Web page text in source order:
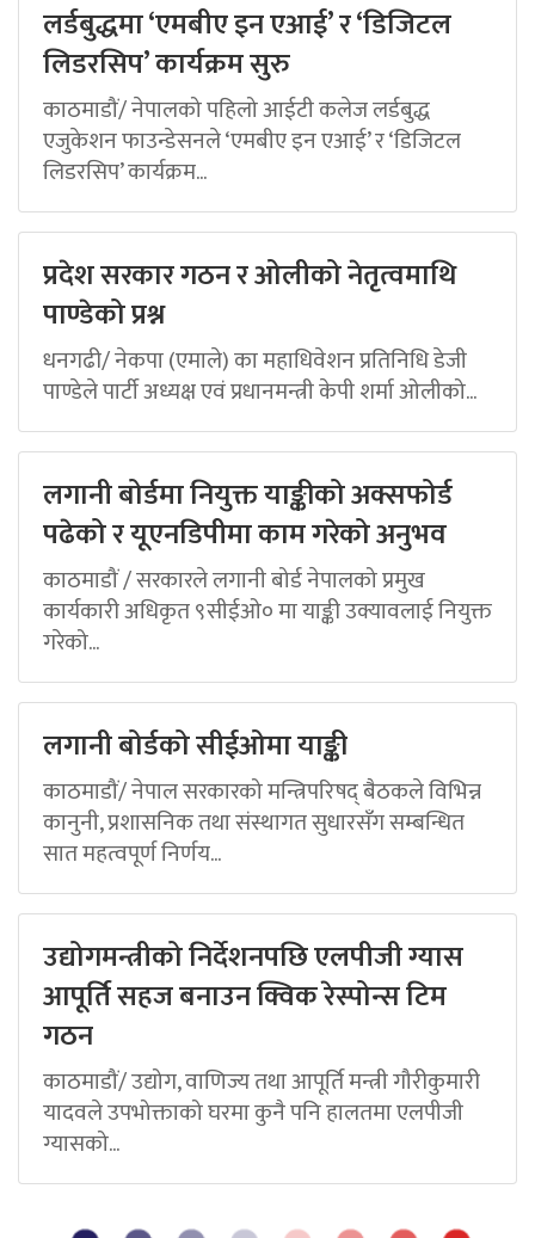
लर्डबुद्धमा ‘एमबीए इन एआई’ र ‘डिजिटल
लिडरसिप’ कार्यक्रम सुरु
काठमाडौं/ नेपालको पहिलो आईटी कलेज लर्डबुद्ध
एजुकेशन फाउन्डेसनले ‘एमबीए इन एआई’ र ‘डिजिटल
लिडरसिप’ कार्यक्रम...
प्रदेश सरकार गठन र ओलीको नेतृत्वमाथि
पाण्डेको प्रश्न
धनगढी/ नेकपा (एमाले) का महाधिवेशन प्रतिनिधि डेजी
पाण्डेले पार्टी अध्यक्ष एवं प्रधानमन्त्री केपी शर्मा ओलीको...
लगानी बोर्डमा नियुक्त याङ्कीको अक्सफोर्ड
पढेको र यूएनडिपीमा काम गरेको अनुभव
काठमाडौं / सरकारले लगानी बोर्ड नेपालको प्रमुख
कार्यकारी अधिकृत ९सीईओ० मा याङ्की उक्यावलाई नियुक्त
गरेको...
लगानी बोर्डको सीईओमा याङ्की
काठमाडौं/ नेपाल सरकारको मन्त्रिपरिषद् बैठकले विभिन्न
कानुनी, प्रशासनिक तथा संस्थागत सुधारसँग सम्बन्धित
सात महत्वपूर्ण निर्णय...
उद्योगमन्त्रीको निर्देशनपछि एलपीजी ग्यास
आपूर्ति सहज बनाउन क्विक रेस्पोन्स टिम
गठन
काठमाडौं/ उद्योग, वाणिज्य तथा आपूर्ति मन्त्री गौरीकुमारी
यादवले उपभोक्ताको घरमा कुनै पनि हालतमा एलपीजी
ग्यासको...